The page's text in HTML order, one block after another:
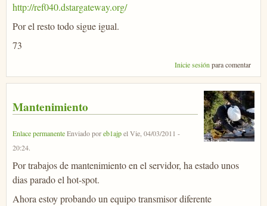
http://ref040.dstargateway.org/
Por el resto todo sigue igual.
73
Inicie sesión para comentar
Mantenimiento
Enlace permanenteEnviado poreb1ajpelVie, 04/03/2011 -
20:24.
Por trabajos de mantenimiento en el servidor, ha estado unos
dias parado el hot-spot.
Ahora estoy probando un equipo transmisor diferente